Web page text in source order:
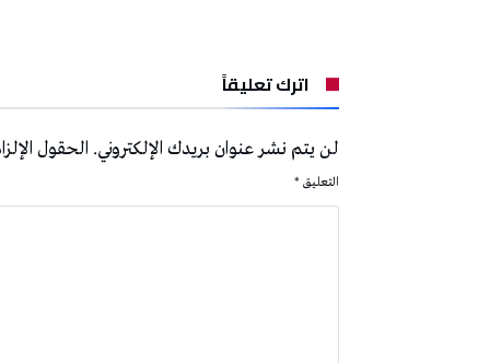
اترك تعليقاً
لن يتم نشر عنوان بريدك الإلكتروني. الحقول
التعليق *